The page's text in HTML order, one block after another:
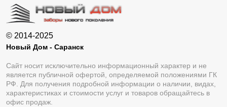
© 2014-2025
Новый Дом - Саранск
Сайт носит исключительно информационный характер и не
является публичной офертой, определяемой положениями ГК
РФ. Для получения подробной информации о наличии, видах,
характеристиках и стоимости услуг и товаров обращайтесь в
офис продаж.